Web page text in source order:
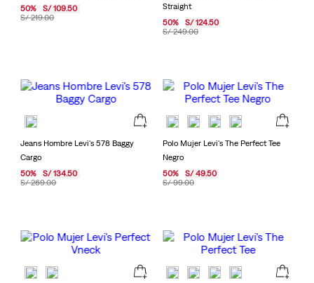
S/ 219.00
50% S/ 109.50
Straight
S/ 249.00
50% S/ 124.50
Jeans Hombre Levi's 578 Baggy
Cargo
S/ 269.00
50% S/ 134.50
Polo Mujer Levi's The Perfect Tee
Negro
S/ 99.00
50% S/ 49.50